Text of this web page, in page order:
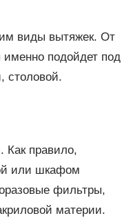
виды вытяжек. От
именно подойдет под
столовой.
. Как правило,
или шкафом
фильтры,
материи.